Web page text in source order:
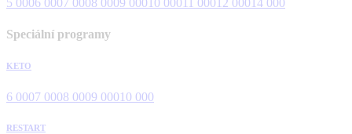
5 0006 0007 0008 0009 00010 00011 00012 00014 000
Speciální programy
KETO
6 0007 0008 0009 00010 000
RESTART